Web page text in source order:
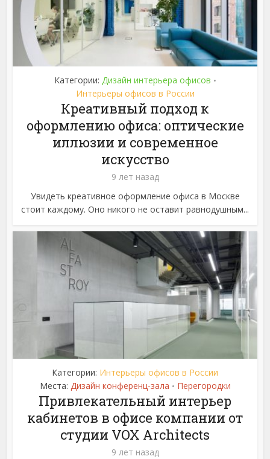
Категории: Дизайн интерьера офисов •
Интерьеры офисов в России
Креативный подход к
оформлению офиса: оптические
иллюзии и современное
искусство
9 лет назад
Увидеть креативное оформление офиса в Москве
стоит каждому. Оно никого не оставит равнодушным...
Категории: Интерьеры офисов в России
Места: Дизайн конференц-зала • Перегородки
Привлекательный интерьер
кабинетов в офисе компании от
студии VOX Architects
9 лет назад